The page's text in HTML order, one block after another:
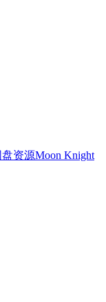
资源Moon Knight